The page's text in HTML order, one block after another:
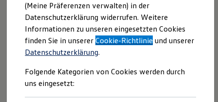
Journalisten
Sportvereine
Branchenlösungen
Bau & Handwerk
Gewerbliche Personenbeförderung
Service & mobile Werkstätten
Kurier, Logistik & Handel
Kühlfahrzeuge
Feuerwehr
ONE Business ID Vorteile
& Co.KG |
Impressum &
Rechtliches
Hier finden Sie Informationen über die
(Meine Präferenzen verwalten) in der
Datenschutzerklärung widerrufen. Weitere
Informationen zu unseren eingesetzten Cookies
finden Sie in unsererCookie-Richtlinie und unserer
Datenschutzerklärung.
Folgende Kategorien von Cookies werden durch
uns eingesetzt: